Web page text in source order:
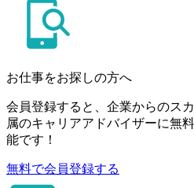
お仕事をお探しの方へ
会員登録すると、企業からのス
属のキャリアアドバイザーに無
能です！
無料で会員登録する